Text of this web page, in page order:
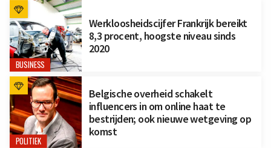
BUSINESS
Werkloosheidscijfer Frankrijk bereikt
8,3 procent, hoogste niveau sinds
2020
POLITIEK
Belgische overheid schakelt
influencers in om online haat te
bestrijden; ook nieuwe wetgeving op
komst